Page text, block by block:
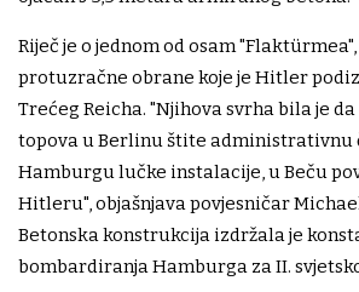
Riječ je o jednom od osam
protuzračne obrane koje je Hitler
Trećeg Reicha. "Njihova svrha bila je
topova u Berlinu štite administrativnu
Hamburgu lučke instalacije, u Beču
Hitleru", objašnjava povjesničar
Betonska konstrukcija izdržala je
bombardiranja Hamburga za II.